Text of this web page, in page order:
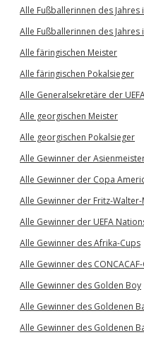
Alle Fußballerinnen des Jahres
Alle Fußballerinnen des Jahres
Alle färingischen Meister
Alle färingischen Pokalsieger
Alle Generalsekretäre der
Alle georgischen Meister
Alle georgischen Pokalsieger
Alle Gewinner der
Alle Gewinner der Copa
Alle Gewinner der Fritz-
Alle Gewinner der UEFA
Alle Gewinner des Afrika-Cups
Alle Gewinner des
Alle Gewinner des Golden Boy
Alle Gewinner des Goldenen
Alle Gewinner des Goldenen